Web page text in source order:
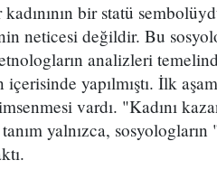
bir statü
neticesi değildir. Bu
analizleri
içerisinde yapılmıştı. İlk
vardı. "Kadını
yalnızca,